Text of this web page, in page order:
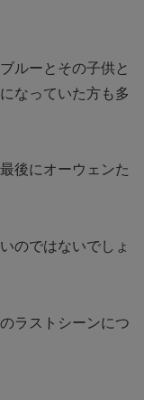
ルーとその子供と
なっていた方も多
後にオーウェンた
のではないでしょ
ラストシーンにつ